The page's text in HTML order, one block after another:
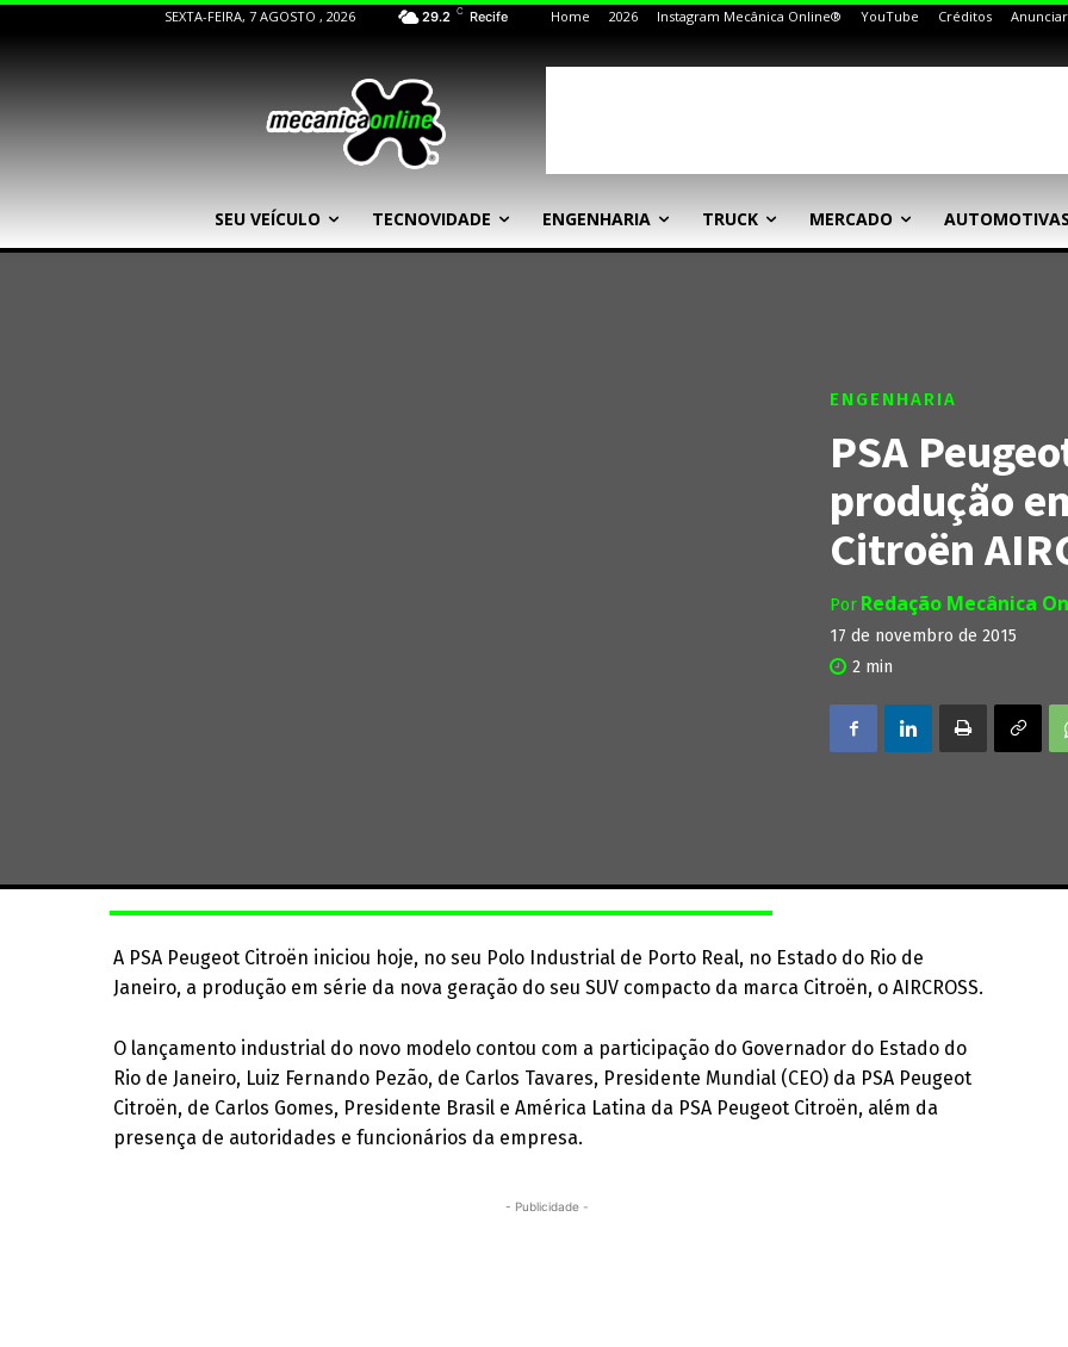
SEXTA-FEIRA, 7 AGOSTO , 2026 29.2 C Recife Home 2026 Instagram Mecânica Online® YouTube Créditos Anunciar
SEU VEÍCULO TECNOVIDADE ENGENHARIA TRUCK MERCADO AUTOMOTIVAS
ENGENHARIA
PSA
produção
Citroën
Por Redação Mecânica
17 de novembro de 2015
2 min
A PSA Peugeot Citroën iniciou hoje, no seu Polo Industrial de Porto Real, no Estado do Rio de
Janeiro, a produção em série da nova geração do seu SUV compacto da marca Citroën, o AIRCROSS.
O lançamento industrial do novo modelo contou com a participação do Governador do Estado do
Rio de Janeiro, Luiz Fernando Pezão, de Carlos Tavares, Presidente Mundial (CEO) da PSA Peugeot
Citroën, de Carlos Gomes, Presidente Brasil e América Latina da PSA Peugeot Citroën, além da
presença de autoridades e funcionários da empresa.
- Publicidade -